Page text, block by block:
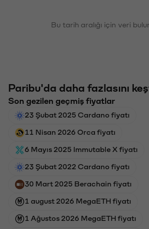
Bu tarih aralığı için veri
Paribu'da daha fazlasını
Son gezilen geçmiş fiyatlar
23 Şubat 2025 Cardano fiyatı
11 Nisan 2026 Orca fiyatı
6 Mayıs 2025 Immutable X fiyatı
23 Şubat 2022 Cardano fiyatı
30 Mart 2025 Berachain fiyatı
1 august 2026 MegaETH fiyatı
1 Ağustos 2026 MegaETH fiyatı